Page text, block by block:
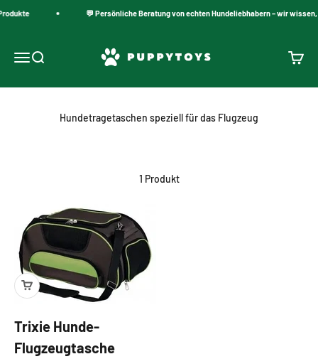
💬 Persönliche Beratung von echten Hundeliebhabern – wir
Navigationsmenü öffnen
Suche öffnen
PuppyToys.nl
Hundetragetaschen speziell für das Flugzeug
1 Produkt
Trixie Hunde-
Flugzeugtasche